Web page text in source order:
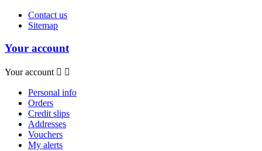
Contact us
Sitemap
Your account
Your account  
Personal info
Orders
Credit slips
Addresses
Vouchers
My alerts